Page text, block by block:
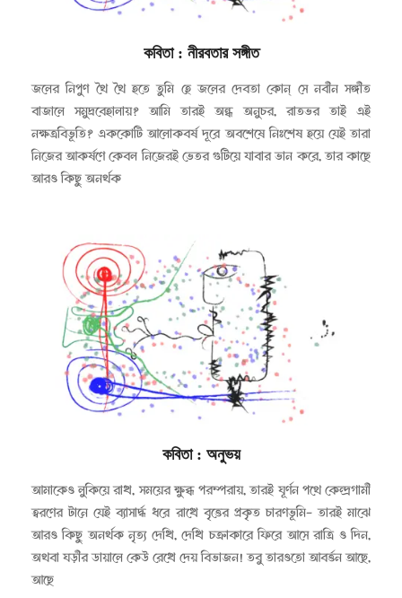
কবিতা: নীরবতার সঙ্গীত
জলের নিপুণ থৈ থৈ হতে তুমি হে জলের দেবতা কোন্ সে নবীন সঙ্গীত
বাজালে সমুদ্রবেহালায়? আমি তারই অন্ধ অনুচর, রাতভর তাই এই
নক্ষত্রবিভূতি? এককোটি আলোকবর্ষ দূরে অবশেষে নিঃশেষ হয়ে যেই তারা
নিজের আকর্ষণে কেবল নিজেরই ভেতর গুটিয়ে যাবার ভান করে, তার কাছে
আরও কিছু অনর্থক
কবিতা: অনুভয়
আমাকেও লুকিয়ে রাখ, সময়ের ক্ষুব্ধ পরম্পরায়, তারই ঘূর্ণন পথে কেন্দ্রগামী
ত্বরণের টানে যেই ব্যাসার্দ্ধ ধরে রাখে বৃত্তের প্রকৃত চারণভূমি- তারই মাঝে
আরও কিছু অনর্থক নৃত্য দেখি, দেখি চক্রাকারে ফিরে আসে রাত্রি ও দিন,
অথবা ঘড়ীর ডায়ালে কেউ রেখে দেয় বিভাজন! তবু তারওতো আবর্ত্তন আছে,
আছে